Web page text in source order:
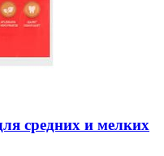
средних и мелких